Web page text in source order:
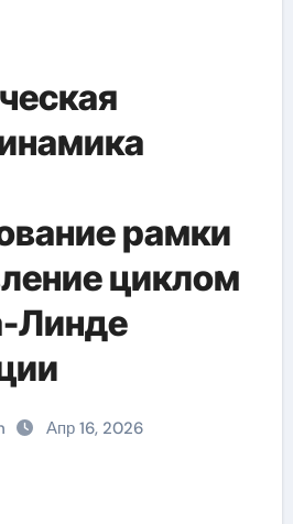
рамки
циклом
Линде
Апр 16, 2026